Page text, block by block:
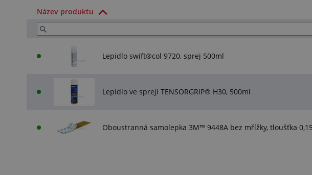
Název produktu
Lepidlo swift®col 9720, sprej 500ml
Lepidlo ve spreji TENSORGRIP® H30, 500ml
Oboustranná samolepka 3M™ 9448A bez mřížky, tloušťka